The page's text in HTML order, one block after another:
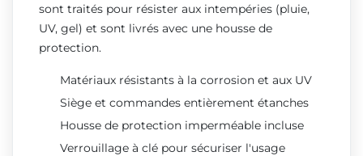
sont traités pour résister aux intempéries (pluie,
UV, gel) et sont livrés avec une housse de
protection.
Matériaux résistants à la corrosion et aux UV
Siège et commandes entièrement étanches
Housse de protection imperméable incluse
Verrouillage à clé pour sécuriser l'usage